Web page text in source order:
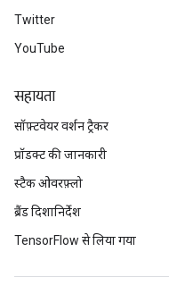
Twitter
YouTube
सहायता
सॉफ़्टवेयर वर्शन ट्रैकर
प्रॉडक्ट की जानकारी
स्टैक ओवरफ़्लो
ब्रैंड दिशानिर्देश
TensorFlow से लिया गया